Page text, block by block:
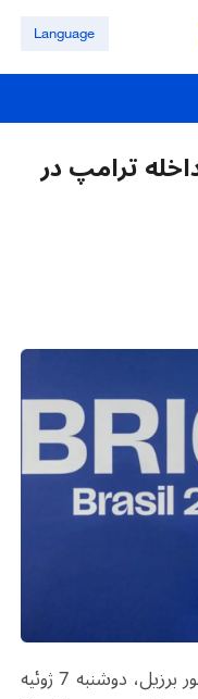
Language
ترامپ در
«لوئیز ایناسیو لولا داسیلوا» رئیس‌ جمهور برزیل، دوشنبه 7 ژوئیه